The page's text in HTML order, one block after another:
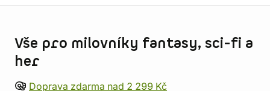
Vše pro milovníky fantasy, sci-fi a
her
Doprava zdarma nad 2 299 Kč